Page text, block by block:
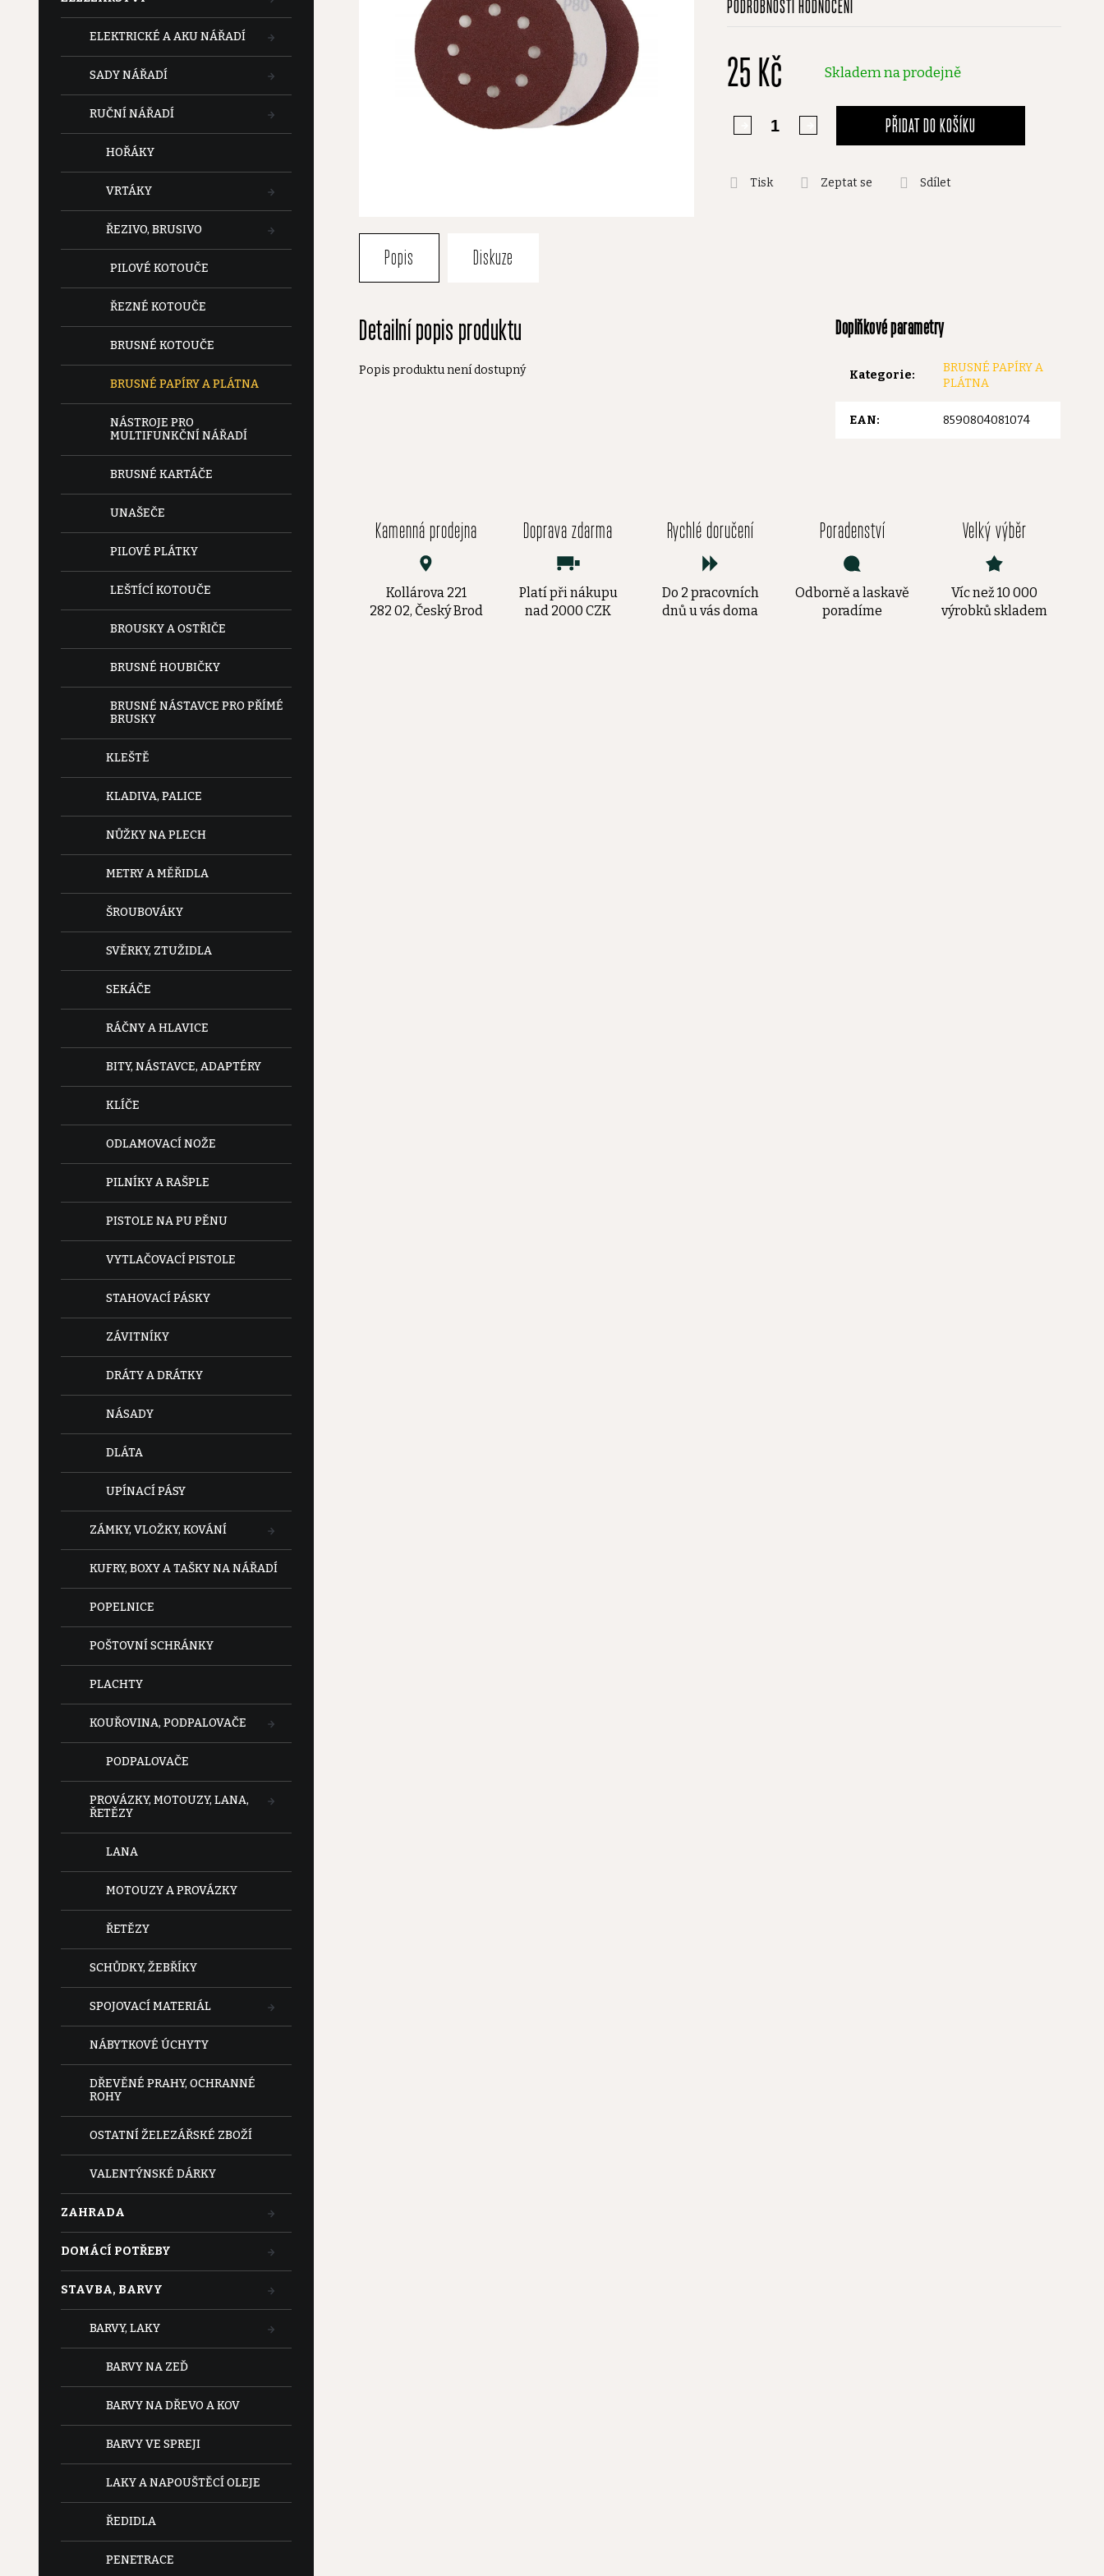
ELEKTRICKÉ A AKU NÁŘADÍ
SADY NÁŘADÍ
RUČNÍ NÁŘADÍ
HOŘÁKY
VRTÁKY
ŘEZIVO, BRUSIVO
PILOVÉ KOTOUČE
ŘEZNÉ KOTOUČE
BRUSNÉ KOTOUČE
BRUSNÉ PAPÍRY A PLÁTNA
NÁSTROJE PRO
MULTIFUNKČNÍ NÁŘADÍ
BRUSNÉ KARTÁČE
UNAŠEČE
PILOVÉ PLÁTKY
LEŠTÍCÍ KOTOUČE
BROUSKY A OSTŘIČE
BRUSNÉ HOUBIČKY
BRUSNÉ NÁSTAVCE PRO PŘÍMÉ
BRUSKY
KLEŠTĚ
KLADIVA, PALICE
NŮŽKY NA PLECH
METRY A MĚŘIDLA
ŠROUBOVÁKY
SVĚRKY, ZTUŽIDLA
SEKÁČE
RÁČNY A HLAVICE
BITY, NÁSTAVCE, ADAPTÉRY
KLÍČE
ODLAMOVACÍ NOŽE
PILNÍKY A RAŠPLE
PISTOLE NA PU PĚNU
VYTLAČOVACÍ PISTOLE
STAHOVACÍ PÁSKY
ZÁVITNÍKY
DRÁTY A DRÁTKY
NÁSADY
DLÁTA
UPÍNACÍ PÁSY
ZÁMKY, VLOŽKY, KOVÁNÍ
KUFRY, BOXY A TAŠKY NA NÁŘADÍ
POPELNICE
POŠTOVNÍ SCHRÁNKY
PLACHTY
KOUŘOVINA, PODPALOVAČE
PODPALOVAČE
PROVÁZKY, MOTOUZY, LANA,
ŘETĚZY
LANA
MOTOUZY A PROVÁZKY
ŘETĚZY
SCHŮDKY, ŽEBŘÍKY
SPOJOVACÍ MATERIÁL
NÁBYTKOVÉ ÚCHYTY
DŘEVĚNÉ PRAHY, OCHRANNÉ
ROHY
OSTATNÍ ŽELEZÁŘSKÉ ZBOŽÍ
VALENTÝNSKÉ DÁRKY
ZAHRADA
DOMÁCÍ POTŘEBY
STAVBA, BARVY
BARVY, LAKY
BARVY NA ZEĎ
BARVY NA DŘEVO A KOV
BARVY VE SPREJI
LAKY A NAPOUŠTĚCÍ OLEJE
ŘEDIDLA
PENETRACE
hodnocení
0,0
z
PODROBNOSTI HODNOCENÍ
25 Kč Skladem na prodejně
PŘIDAT DO KOŠÍKU
Tisk Zeptat se Sdílet
Popis Diskuze
Detailní popis produktu
Popis produktu není dostupný
Doplňkové parametry
Kategorie:
BRUSNÉ PAPÍRY A
PLÁTNA
EAN: 8590804081074
Kamenná prodejna
Kollárova 221
282 02, Český Brod
Doprava zdarma
Platí při nákupu
nad 2000 CZK
Rychlé doručení
Do 2 pracovních
dnů u vás doma
Poradenství
Odborně a laskavě
poradíme
Velký výběr
Víc než 10 000
výrobků skladem